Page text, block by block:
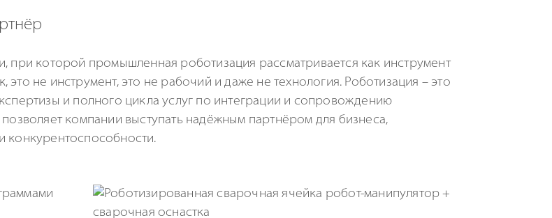
при которой промышленная роботизация рассматривается как инструмент
это не инструмент, это не рабочий и даже не технология. Роботизация – это
и полного цикла услуг по интеграции и сопровождению
компании выступать надёжным партнёром для бизнеса,
конкурентоспособности.